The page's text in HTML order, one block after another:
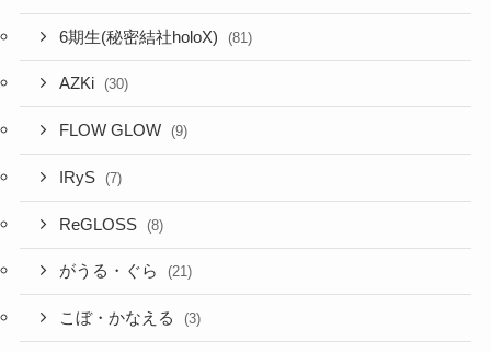
6期生(秘密結社holoX) (81)
AZKi (30)
FLOW GLOW (9)
IRyS (7)
ReGLOSS (8)
がうる・ぐら (21)
こぼ・かなえる (3)